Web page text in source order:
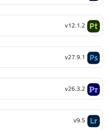
v12.1.2
v27.9.1
v26.3.2
v9.5